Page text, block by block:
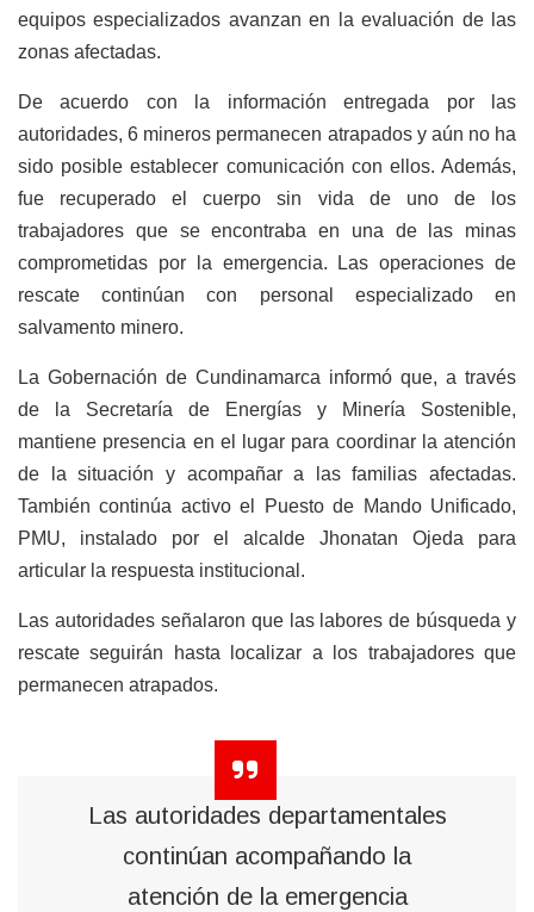
equipos especializados avanzan en la evaluación de las
zonas afectadas.
De acuerdo con la información entregada por las
autoridades, 6 mineros permanecen atrapados y aún no ha
sido posible establecer comunicación con ellos. Además,
fue recuperado el cuerpo sin vida de uno de los
trabajadores que se encontraba en una de las minas
comprometidas por la emergencia. Las operaciones de
rescate continúan con personal especializado en
salvamento minero.
La Gobernación de Cundinamarca informó que, a través
de la Secretaría de Energías y Minería Sostenible,
mantiene presencia en el lugar para coordinar la atención
de la situación y acompañar a las familias afectadas.
También continúa activo el Puesto de Mando Unificado,
PMU, instalado por el alcalde Jhonatan Ojeda para
articular la respuesta institucional.
Las autoridades señalaron que las labores de búsqueda y
rescate seguirán hasta localizar a los trabajadores que
permanecen atrapados.
Las autoridades departamentales
continúan acompañando la
atención de la emergencia